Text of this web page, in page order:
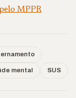
MPPR
mental SUS